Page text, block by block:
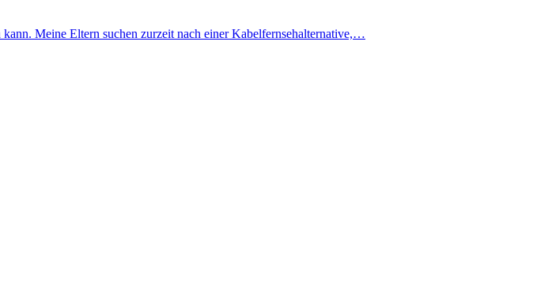
Meine Eltern suchen zurzeit nach einer Kabelfernsehalternative,…